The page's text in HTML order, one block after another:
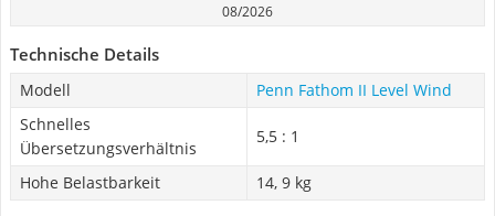
08/2026
Technische Details
Modell
Penn Fathom II Level Wind
Schnelles
Übersetzungsverhältnis
5,5 : 1
Hohe Belastbarkeit 14, 9 kg